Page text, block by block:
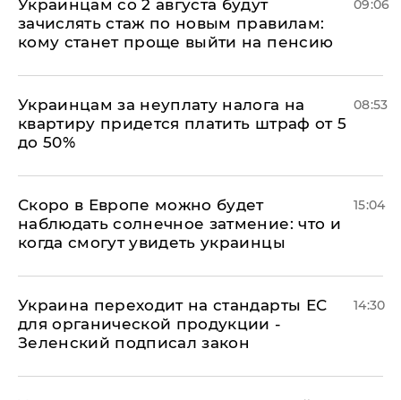
Украинцам со 2 августа будут
зачислять стаж по новым правилам:
кому станет проще выйти на пенсию
09:06
Украинцам за неуплату налога на
квартиру придется платить штраф от 5
до 50%
08:53
Скоро в Европе можно будет
наблюдать солнечное затмение: что и
когда смогут увидеть украинцы
15:04
Украина переходит на стандарты ЕС
для органической продукции -
Зеленский подписал закон
14:30